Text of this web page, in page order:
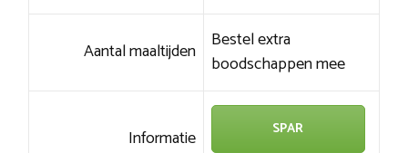
Aantal maaltijden Bestel extra
boodschappen mee
Informatie SPAR